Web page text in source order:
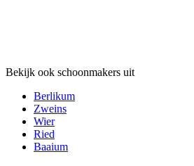
Bekijk ook schoonmakers uit
Berlikum
Zweins
Wier
Ried
Baaium